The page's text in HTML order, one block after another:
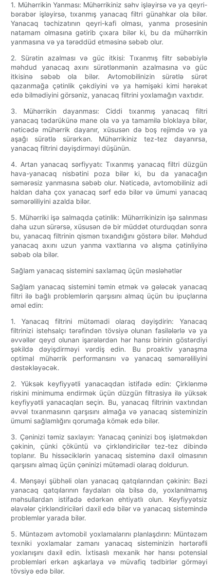
1. Mühərrikin Yanması: Mühərrikiniz səhv işləyirsə və ya qeyri-
bərabər işləyirsə, tıxanmış yanacaq filtri günahkar ola bilər.
Yanacaq təchizatının qeyri-kafi olması, yanma prosesinin
natamam olmasına gətirib çıxara bilər ki, bu da mühərrikin
yanmasına və ya tərəddüd etməsinə səbəb olur.
2. Sürətin azalması və güc itkisi: Tıxanmış filtr səbəbiylə
məhdud yanacaq axını sürətlənmənin azalmasına və güc
itkisinə səbəb ola bilər. Avtomobilinizin sürətlə sürət
qazanmağa çətinlik çəkdiyini və ya həmişəki kimi hərəkət
edə bilmədiyini görsəniz, yanacaq filtrini yoxlamağın vaxtıdır.
3. Mühərrikin dayanması: Ciddi tıxanmış yanacaq filtri
yanacaq tədarükünə mane ola və ya tamamilə bloklaya bilər,
nəticədə mühərrik dayanır, xüsusən də boş rejimdə və ya
aşağı sürətlə sürərkən. Mühərrikiniz tez-tez dayanırsa,
yanacaq filtrini dəyişdirməyi düşünün.
4. Artan yanacaq sərfiyyatı: Tıxanmış yanacaq filtri düzgün
hava-yanacaq nisbətini poza bilər ki, bu da yanacağın
səmərəsiz yanmasına səbəb olur. Nəticədə, avtomobiliniz adi
haldan daha çox yanacaq sərf edə bilər və ümumi yanacaq
səmərəliliyini azalda bilər.
5. Mühərriki işə salmaqda çətinlik: Mühərrikinizin işə salınması
daha uzun sürərsə, xüsusən də bir müddət oturduqdan sonra
bu, yanacaq filtrinin qismən tıxandığını göstərə bilər. Məhdud
yanacaq axını uzun yanma vaxtlarına və alışma çətinliyinə
səbəb ola bilər.
Sağlam yanacaq sistemini saxlamaq üçün məsləhətlər
Sağlam yanacaq sistemini təmin etmək və gələcək yanacaq
filtri ilə bağlı problemlərin qarşısını almaq üçün bu ipuçlarına
əməl edin:
1. Yanacaq filtrini mütəmadi olaraq dəyişdirin: Yanacaq
filtrinizi istehsalçı tərəfindən tövsiyə olunan fasilələrlə və ya
əvvəllər qeyd olunan işarələrdən hər hansı birinin göstərdiyi
şəkildə dəyişdirməyi vərdiş edin. Bu proaktiv yanaşma
optimal mühərrik performansını və yanacaq səmərəliliyini
dəstəkləyəcək.
2. Yüksək keyfiyyətli yanacaqdan istifadə edin: Çirklənmə
riskini minimuma endirmək üçün düzgün filtrasiya ilə yüksək
keyfiyyətli yanacaqları seçin. Bu, yanacaq filtrinin vaxtından
əvvəl tıxanmasının qarşısını almağa və yanacaq sisteminizin
ümumi sağlamlığını qorumağa kömək edə bilər.
3. Çəninizi təmiz saxlayın: Yanacaq çəninizi boş işlətməkdən
çəkinin, çünki çöküntü və çirkləndiricilər tez-tez dibində
toplanır. Bu hissəciklərin yanacaq sisteminə daxil olmasının
qarşısını almaq üçün çəninizi mütəmadi olaraq doldurun.
4. Mənşəyi şübhəli olan yanacaq qatqılarından çəkinin: Bəzi
yanacaq qatqılarının faydaları ola bilsə də, yoxlanılmamış
məhsullardan istifadə edərkən ehtiyatlı olun. Keyfiyyətsiz
əlavələr çirkləndiriciləri daxil edə bilər və yanacaq sistemində
problemlər yarada bilər.
5. Müntəzəm avtomobil yoxlamalarını planlaşdırın: Müntəzəm
texniki yoxlamalar zamanı yanacaq sisteminizin hərtərəfli
yoxlanışını daxil edin. İxtisaslı mexanik hər hansı potensial
problemləri erkən aşkarlaya və müvafiq tədbirlər görməyi
tövsiyə edə bilər.